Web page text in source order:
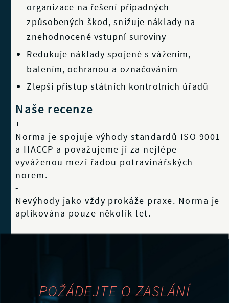
organizace na řešení případných
způsobených škod, snižuje náklady na
znehodnocené vstupní suroviny
Redukuje náklady spojené s vážením,
balením, ochranou a označováním
Zlepší přístup státních kontrolních úřadů
Naše recenze
+
Norma je spojuje výhody standardů ISO 9001
a HACCP a považujeme ji za nejlépe
vyváženou mezi řadou potravinářských
norem.
-
Nevýhody jako vždy prokáže praxe. Norma je
aplikována pouze několik let.
POŽÁDEJTE O ZASLÁNÍ